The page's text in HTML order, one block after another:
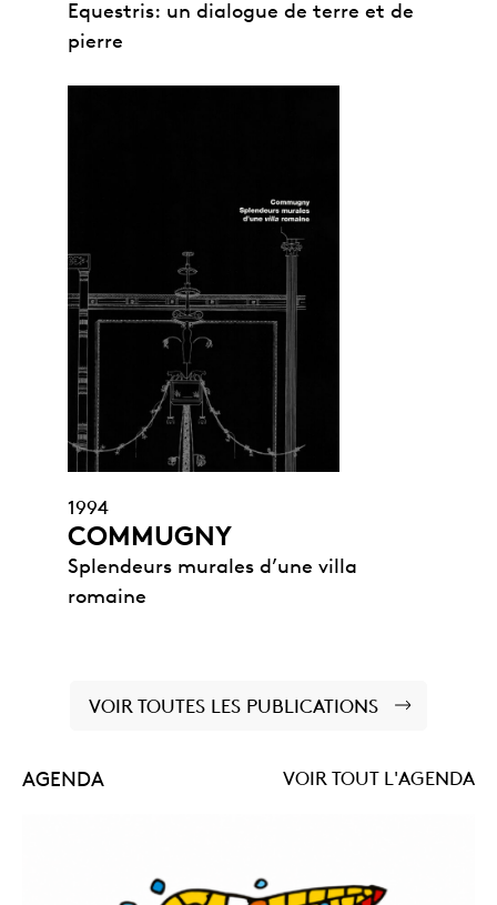
Equestris: un dialogue de terre et de
pierre
1994
COMMUGNY
Splendeurs murales d’une villa
romaine
VOIR TOUTES LES PUBLICATIONS
AGENDA VOIR TOUT L'AGENDA